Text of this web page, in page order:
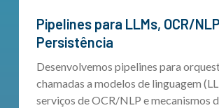
Pipelines para LLMs, OCR/NLP e
Persistência
Desenvolvemos pipelines para
chamadas a modelos de linguagem
serviços de OCR/NLP e mecanismos